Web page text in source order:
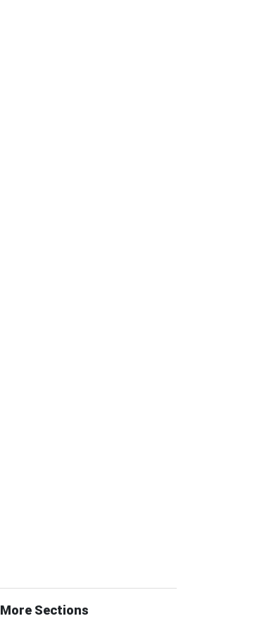
More Sections